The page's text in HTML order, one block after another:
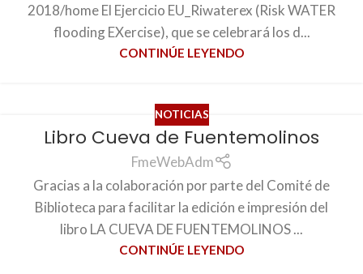
2018/home El Ejercicio EU_Riwaterex (Risk WATER
flooding EXercise), que se celebrará los d...
CONTINÚE LEYENDO
NOTICIAS
Libro Cueva de Fuentemolinos
FmeWebAdm
Gracias a la colaboración por parte del Comité de
Biblioteca para facilitar la edición e impresión del
libro LA CUEVA DE FUENTEMOLINOS ...
CONTINÚE LEYENDO